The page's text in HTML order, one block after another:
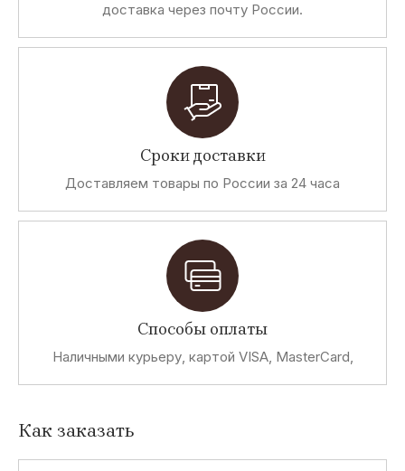
доставка через почту России.
Сроки доставки
Доставляем товары по России за 24 часа
Способы оплаты
Наличными курьеру, картой VISA, MasterCard,
Как заказать